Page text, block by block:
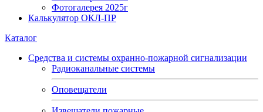
Фотогалерея 2025г
Калькулятор ОКЛ-ПР
Каталог
Средства и системы охранно-пожарной сигнализации
Радиоканальные системы
Оповещатели